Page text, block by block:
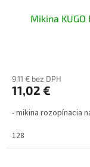
Mikina
9,11 € bez DPH
11,02 €
- mikina rozopínacia
128